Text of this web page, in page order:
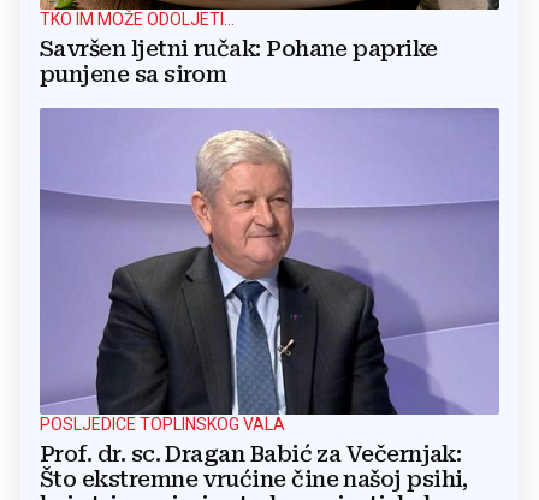
TKO IM MOŽE ODOLJETI...
Savršen ljetni ručak: Pohane paprike
punjene sa sirom
POSLJEDICE TOPLINSKOG VALA
Prof. dr. sc. Dragan Babić za Večernjak:
Što ekstremne vrućine čine našoj psihi,